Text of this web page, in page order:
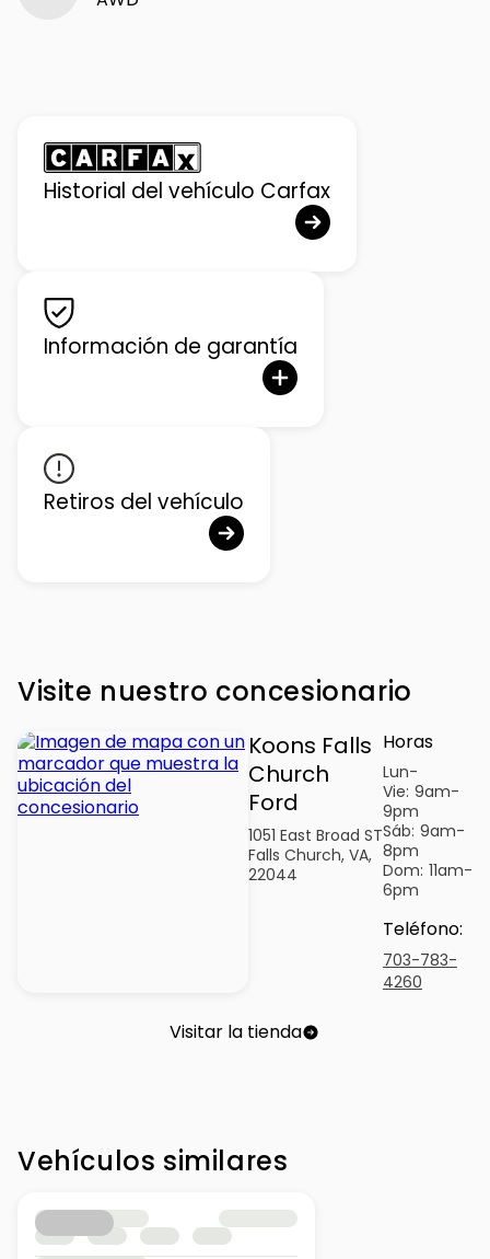
Historial del vehículo Carfax
Información de garantía
Retiros del vehículo
Visite nuestro concesionario
Koons Falls
Church
Ford
1051 East Broad ST
Falls Church, VA,
22044
Horas
Lun-
Vie: 9am-
9pm
Sáb: 9am-
8pm
Dom: 11am-
6pm
Teléfono:
703-783-
4260
Visitar la tienda
Vehículos similares